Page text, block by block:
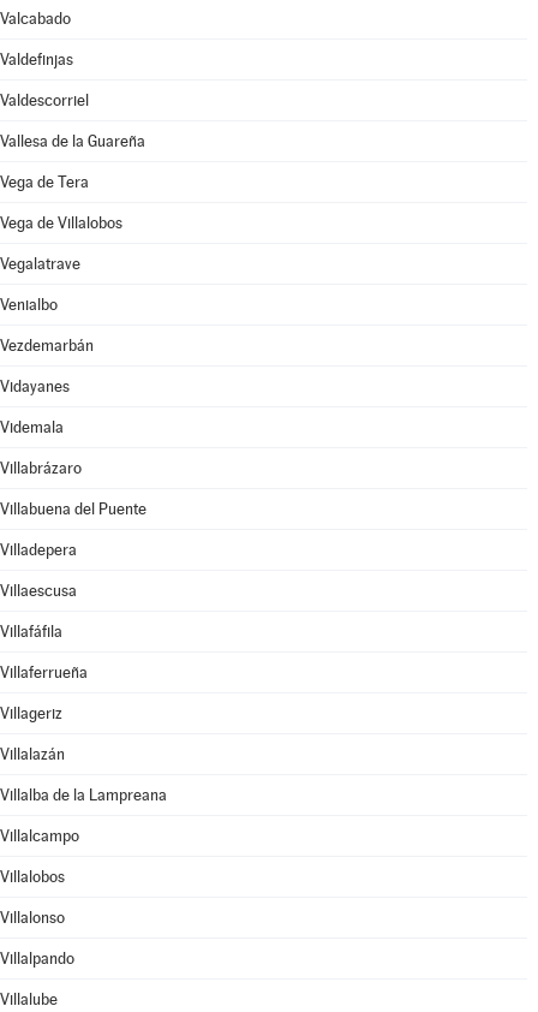
Valcabado
Valdefinjas
Valdescorriel
Vallesa de la Guareña
Vega de Tera
Vega de Villalobos
Vegalatrave
Venialbo
Vezdemarbán
Vidayanes
Videmala
Villabrázaro
Villabuena del Puente
Villadepera
Villaescusa
Villafáfila
Villaferrueña
Villageriz
Villalazán
Villalba de la Lampreana
Villalcampo
Villalobos
Villalonso
Villalpando
Villalube